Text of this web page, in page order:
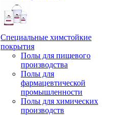
Специальные химстойкие
покрытия
Полы для пищевого
производства
Полы для
фармацевтической
промышленности
Полы для химических
производств